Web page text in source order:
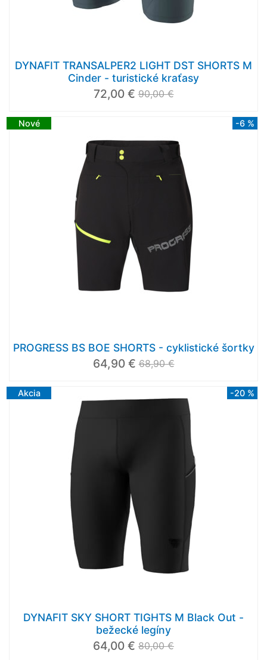
DYNAFIT TRANSALPER2 LIGHT DST SHORTS M
Cinder - turistické kraťasy
72,00 € 90,00 €
Nové -6 %
PROGRESS BS BOE SHORTS - cyklistické šortky
64,90 € 68,90 €
Akcia -20 %
DYNAFIT SKY SHORT TIGHTS M Black Out -
bežecké legíny
64,00 € 80,00 €